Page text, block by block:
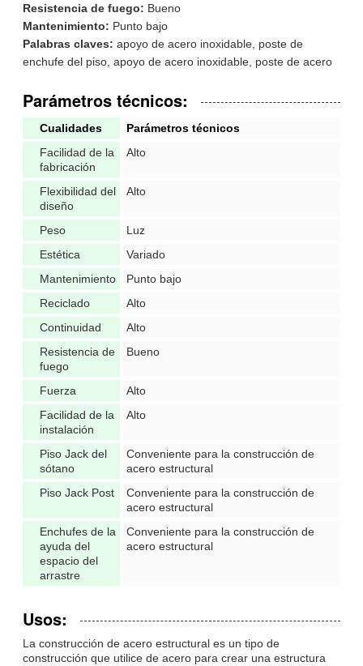
Resistencia de fuego: Bueno
Mantenimiento: Punto bajo
Palabras claves: apoyo de acero inoxidable, poste de
enchufe del piso, apoyo de acero inoxidable, poste de acero
Parámetros técnicos:
Cualidades
Parámetros técnicos
Facilidad de la
fabricación
Alto
Flexibilidad del
diseño
Alto
Peso
Luz
Estética
Variado
Mantenimiento
Punto bajo
Reciclado
Alto
Continuidad
Alto
Resistencia de
fuego
Bueno
Fuerza
Alto
Facilidad de la
instalación
Alto
Piso Jack del
sótano
Conveniente para la construcción de
acero estructural
Piso Jack Post
Conveniente para la construcción de
acero estructural
Enchufes de la
ayuda del
espacio del
arrastre
Conveniente para la construcción de
acero estructural
Usos:
La construcción de acero estructural es un tipo de
construcción que utilice de acero para crear una estructura